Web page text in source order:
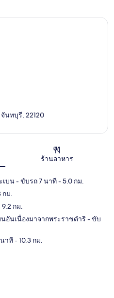
นทบุรี, 22120
ร้านอาหาร
เบน- ขับรถ 7 นาที- 5.0 กม.
กม.
9.2 กม.
อันเนื่องมาจากพระราชดำริ - ขับ
าที- 10.3 กม.